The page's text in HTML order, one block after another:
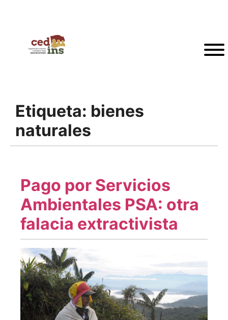
Etiqueta: bienes
naturales
Pago por Servicios
Ambientales PSA: otra
falacia extractivista